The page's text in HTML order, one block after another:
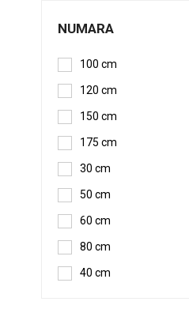
NUMARA
100 cm
120 cm
150 cm
175 cm
30 cm
50 cm
60 cm
80 cm
40 cm